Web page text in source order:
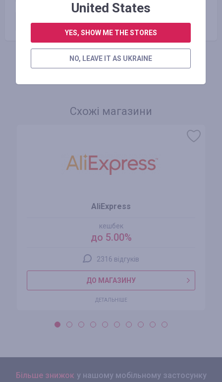
5.00% Paid order
Схожі магазини
AliExpress
кешбек
до 5.00%
2316 відгуків
ДО МАГАЗИНУ
ДЕТАЛЬНІШЕ
Більше знижок у нашому мобільному застосунку
United States
YES, SHOW ME THE STORES
NO, LEAVE IT AS UKRAINE